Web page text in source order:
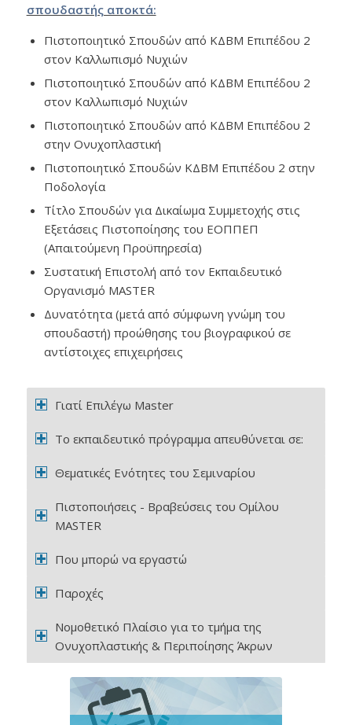
σπουδαστής αποκτά:
Πιστοποιητικό Σπουδών από ΚΔΒΜ Επιπέδου 2
στον Καλλωπισμό Νυχιών
Πιστοποιητικό Σπουδών από ΚΔΒΜ Επιπέδου 2
στον Καλλωπισμό Νυχιών
Πιστοποιητικό Σπουδών από ΚΔΒΜ Επιπέδου 2
στην Ονυχοπλαστική
Πιστοποιητικό Σπουδών ΚΔΒΜ Επιπέδου 2 στην
Ποδολογία
Τίτλο Σπουδών για Δικαίωμα Συμμετοχής στις
Εξετάσεις Πιστοποίησης του ΕΟΠΠΕΠ
(Απαιτούμενη Προϋπηρεσία)
Συστατική Επιστολή από τον Εκπαιδευτικό
Οργανισμό MASTER
Δυνατότητα (μετά από σύμφωνη γνώμη του
σπουδαστή) προώθησης του βιογραφικού σε
αντίστοιχες επιχειρήσεις
Γιατί Επιλέγω Master
Το εκπαιδευτικό πρόγραμμα απευθύνεται σε:
Θεματικές Ενότητες του Σεμιναρίου
Πιστοποιήσεις - Βραβεύσεις του Ομίλου
MASTER
Που μπορώ να εργαστώ
Παροχές
Νομοθετικό Πλαίσιο για το τμήμα της
Ονυχοπλαστικής & Περιποίησης Άκρων